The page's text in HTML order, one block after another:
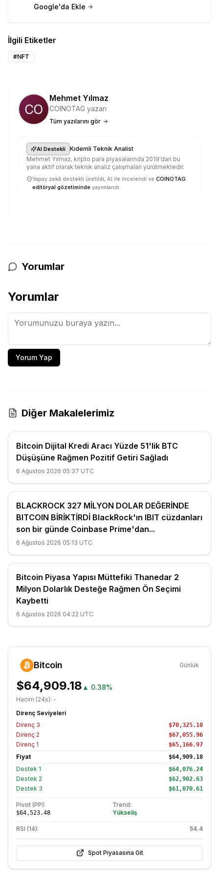
Google'da Ekle
İlgili Etiketler
#NFT
Mehmet Yılmaz
COINOTAG yazarı
Tüm yazılarını gör
AI Destekli Kıdemli Teknik Analist·
Mehmet Yılmaz, kripto para piyasalarında 2019'dan bu
yana aktif olarak teknik analiz çalışmaları yürütmektedir.
Yapay zekâ destekli üretildi, AI ile incelendi ve COINOTAG
editöryal gözetiminde yayımlandı.
Yorumlar
Yorumlar
Yorum Yap
Diğer Makalelerimiz
Bitcoin Dijital Kredi Aracı Yüzde 51'lik BTC
Düşüşüne Rağmen Pozitif Getiri Sağladı
6 Ağustos 2026 05:37 UTC
BLACKROCK 327 MİLYON DOLAR DEĞERİNDE
BITCOIN BİRİKTİRDİ BlackRock'ın IBIT cüzdanları
son bir günde Coinbase Prime'dan...
6 Ağustos 2026 05:13 UTC
Bitcoin Piyasa Yapısı Müttefiki Thanedar 2
Milyon Dolarlık Desteğe Rağmen Ön Seçimi
Kaybetti
6 Ağustos 2026 04:22 UTC
Bitcoin Günlük
$64,909.18 ▲ 0.38%
Hacim (24s): -
Direnç Seviyeleri
Direnç 3 $70,325.10
Direnç 2 $67,055.96
Direnç 1 $65,166.97
Fiyat $64,909.18
Destek 1 $64,076.24
Destek 2 $62,902.63
Destek 3 $61,070.61
Pivot (PP):
$64,523.48
Trend:
Yükseliş
RSI (14): 54.4
Spot Piyasasına Git